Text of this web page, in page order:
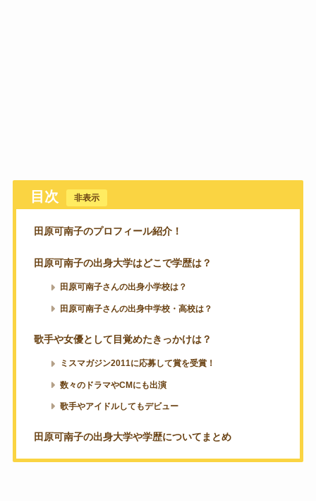
目次 [非表示
田原可南子のプロフィール紹介！
田原可南子の出身大学はどこで学歴は？
田原可南子さんの出身小学校は？
田原可南子さんの出身中学校・高校は？
歌手や女優として目覚めたきっかけは？
ミスマガジン2011に応募して賞を受賞！
数々のドラマやCMにも出演
歌手やアイドルしてもデビュー
田原可南子の出身大学や学歴についてまとめ